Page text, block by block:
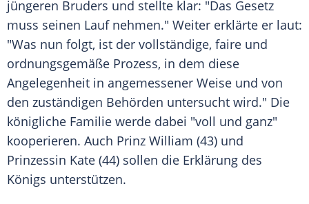
jüngeren Bruders und stellte klar: "Das Gesetz
muss seinen Lauf nehmen." Weiter erklärte er laut:
"Was nun folgt, ist der vollständige, faire und
ordnungsgemäße Prozess, in dem diese
Angelegenheit in angemessener Weise und von
den zuständigen Behörden untersucht wird." Die
königliche Familie werde dabei "voll und ganz"
kooperieren. Auch Prinz William (43) und
Prinzessin Kate (44) sollen die Erklärung des
Königs unterstützen.